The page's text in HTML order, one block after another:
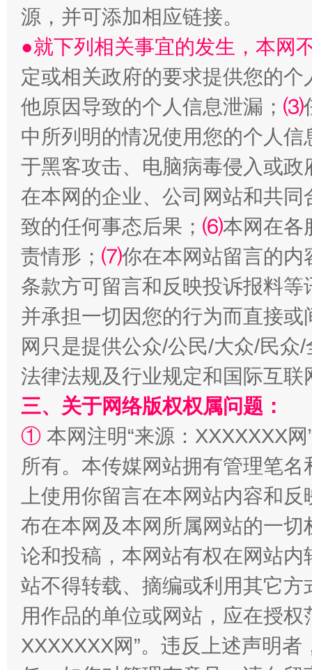
全民健身五年计划来了！等你上场
阿坝州三大球赛在茂县开幕 规模
源，并可添加相应链接。
●就下列相关事宜的发生，本网
定或相关政府的要求提供您的个
他原因导致的个人信息泄漏； ⑶
中所列明的情况使用您的个人
于黑客攻击、电脑病毒侵入或
在本网的企业、公司网站和共
致的任何事态后果； ⑹本网在各
责情形； ⑺你在本网站留言的内
条款方可留言和反映投诉报料
并承担一切因您的行为而直接
网只是提供公众/公民/大众/民
法律法规及行业规定和国际互
三、关于网络版权权属问题：
① 本网注明“来源：XXXXXXX
所有。本传媒网站拥有管理笔
上使用你留言在本网站内容和
布在本网及本网所属网站的一
论和投稿，本网站有权在网站
站不得转载、摘编或利用其它
用作品的单位或网站，应在授
XXXXXXX网”。违反上述声明